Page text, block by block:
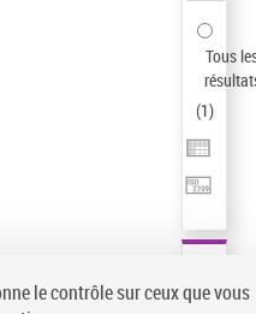
Tous
(1)
le contrôle sur ceux que vous